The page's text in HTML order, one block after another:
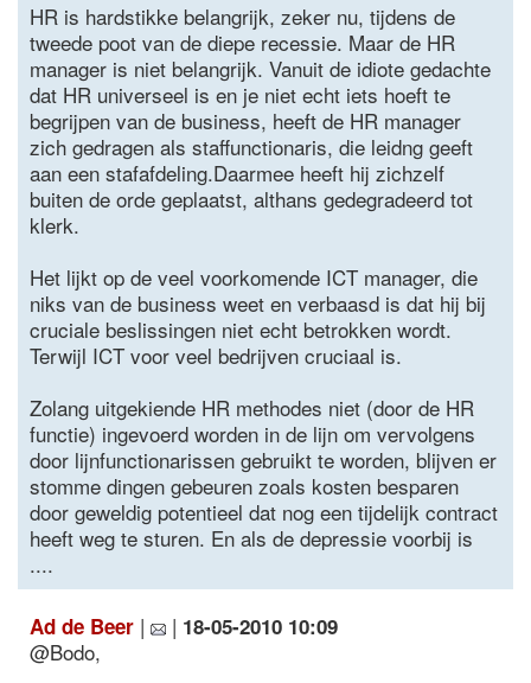
HR is hardstikke belangrijk, zeker nu, tijdens de
tweede poot van de diepe recessie. Maar de HR
manager is niet belangrijk. Vanuit de idiote gedachte
dat HR universeel is en je niet echt iets hoeft te
begrijpen van de business, heeft de HR manager
zich gedragen als staffunctionaris, die leidng geeft
aan een stafafdeling.Daarmee heeft hij zichzelf
buiten de orde geplaatst, althans gedegradeerd tot
klerk.
Het lijkt op de veel voorkomende ICT manager, die
niks van de business weet en verbaasd is dat hij bij
cruciale beslissingen niet echt betrokken wordt.
Terwijl ICT voor veel bedrijven cruciaal is.
Zolang uitgekiende HR methodes niet (door de HR
functie) ingevoerd worden in de lijn om vervolgens
door lijnfunctionarissen gebruikt te worden, blijven er
stomme dingen gebeuren zoals kosten besparen
door geweldig potentieel dat nog een tijdelijk contract
heeft weg te sturen. En als de depressie voorbij is
....
Ad de Beer | | 18-05-2010 10:09
@Bodo,